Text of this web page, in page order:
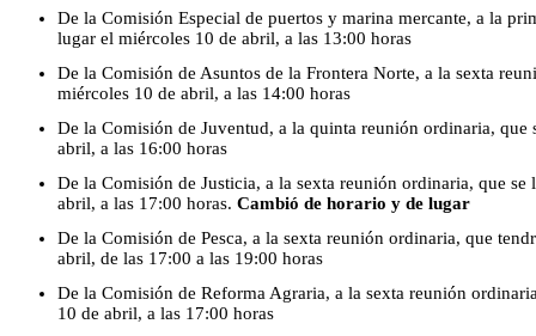
De la Comisión Especial de puertos y marina mercante, a la
lugar el miércoles 10 de abril, a las 13:00 horas
De la Comisión de Asuntos de la Frontera Norte, a la sexta
miércoles 10 de abril, a las 14:00 horas
De la Comisión de Juventud, a la quinta reunión ordinaria, que
abril, a las 16:00 horas
De la Comisión de Justicia, a la sexta reunión ordinaria, que se
abril, a las 17:00 horas. Cambió de horario y de lugar
De la Comisión de Pesca, a la sexta reunión ordinaria, que
abril, de las 17:00 a las 19:00 horas
De la Comisión de Reforma Agraria, a la sexta reunión
10 de abril, a las 17:00 horas